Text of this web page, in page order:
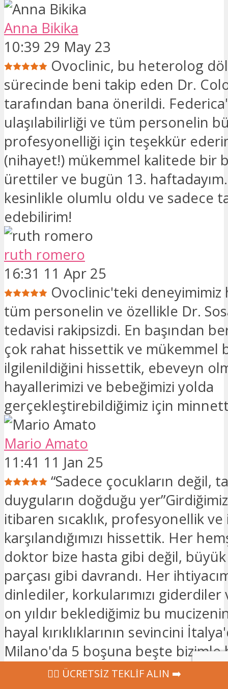
Anna Bikika
10:39 29 May 23
Ovoclinic, bu heterolog
sürecinde beni takip eden Dr.
tarafından bana önerildi.
ulaşılabilirliği ve tüm personelin
profesyonelliği için teşekkür
(nihayet!) mükemmel kalitede bir
ürettiler ve bugün 13.
kesinlikle olumlu oldu ve sadece
edebilirim!
ruth romero
16:31 11 Apr 25
Ovoclinic'teki deneyimimiz
tüm personelin ve özellikle Dr.
tedavisi rakipsizdi. En başından
çok rahat hissettik ve mükemmel
ilgilenildiğini hissettik, ebeveyn
hayallerimizi ve bebeğimizi yolda
gerçekleştirebildiğimiz için
Mario Amato
11:41 11 Jan 25
“Sadece çocukların değil,
duyguların doğduğu
itibaren sıcaklık, profesyonellik ve
karşılandığımızı hissettik. Her
doktor bize hasta gibi değil,
parçası gibi davrandı. Her
dinlediler, korkularımızı
on yıldır beklediğimiz bu
hayal kırıklıklarının sevincini
Milano'da 5 boşuna beşte bizimle
kutladılar.En küçük detaylara
‍👩‍⚕ ÜCRETSİZ TEKLİF ALIN ➡️